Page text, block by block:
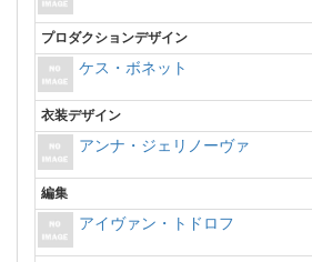
プロダクションデザイン
ケス・ボネット
衣装デザイン
アンナ・ジェリノーヴァ
編集
アイヴァン・トドロフ